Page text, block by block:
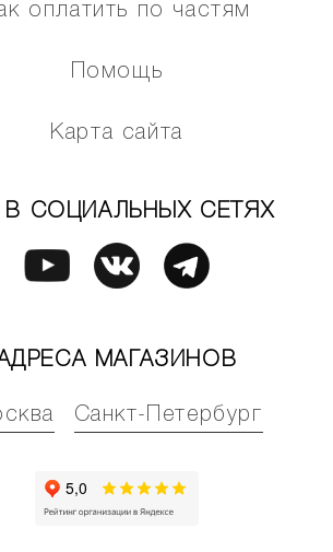
оплатить по частям
Помощь
Карта сайта
СОЦИАЛЬНЫХ СЕТЯХ
МАГАЗИНОВ
Санкт-Петербург